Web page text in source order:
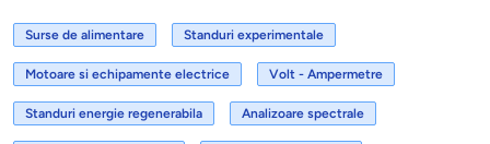
Surse de alimentare Standuri experimentale
Motoare si echipamente electrice Volt - Ampermetre
Standuri energie regenerabila Analizoare spectrale